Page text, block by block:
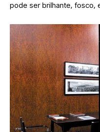
pode ser brilhante, fosco,